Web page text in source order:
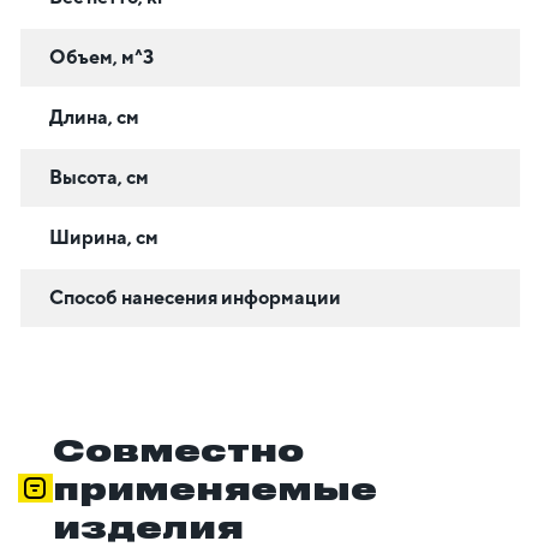
Объем, м^3
Длина, см
Высота, см
Ширина, см
Способ нанесения информации
Совместно
применяемые
изделия